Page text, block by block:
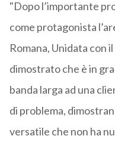
"Dopo l’importante
come protagonista
Romana, Unidata con
dimostrato che è in
banda larga ad una
di problema,
versatile che non ha